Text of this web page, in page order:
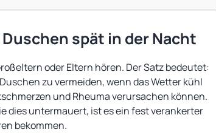
Duschen spät in der Nacht
oder Eltern hören. Der Satz bedeutet:
zu vermeiden, wenn das Wetter kühl
und Rheuma verursachen können.
dies untermauert, ist es ein fest verankerter
bekommen.